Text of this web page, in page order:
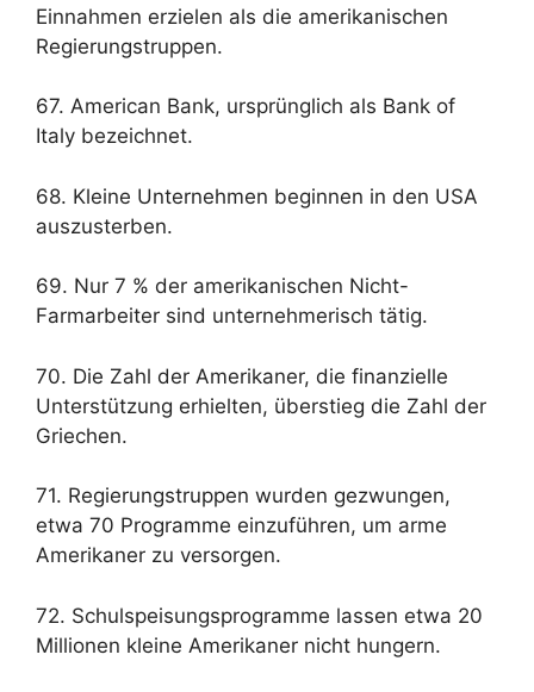
Einnahmen erzielen als die amerikanischen
Regierungstruppen.
67. American Bank, ursprünglich als Bank of
Italy bezeichnet.
68. Kleine Unternehmen beginnen in den USA
auszusterben.
69. Nur 7 % der amerikanischen Nicht-
Farmarbeiter sind unternehmerisch tätig.
70. Die Zahl der Amerikaner, die finanzielle
Unterstützung erhielten, überstieg die Zahl der
Griechen.
71. Regierungstruppen wurden gezwungen,
etwa 70 Programme einzuführen, um arme
Amerikaner zu versorgen.
72. Schulspeisungsprogramme lassen etwa 20
Millionen kleine Amerikaner nicht hungern.